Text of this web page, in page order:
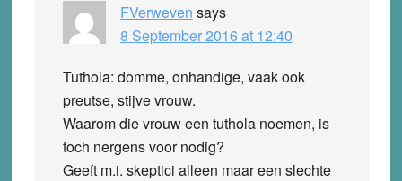
FVerweven says
8 September 2016 at 12:40
Tuthola: domme, onhandige, vaak ook
preutse, stijve vrouw.
Waarom die vrouw een tuthola noemen, is
toch nergens voor nodig?
Geeft m.i. skeptici alleen maar een slechte